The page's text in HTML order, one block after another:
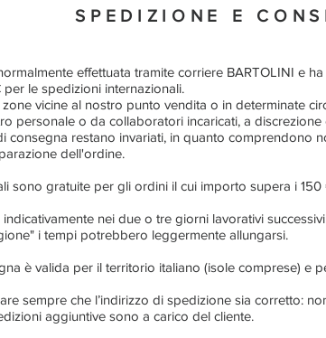
SPEDIZIONE E
effettuata tramite corriere BARTOLINI e
le spedizioni internazionali.
vicine al nostro punto vendita o in determinate
personale o da collaboratori incaricati, a discrezione
consegna restano invariati, in quanto comprendono
dell'ordine.
sono gratuite per gli ordini il cui importo supera i 150
nei due o tre giorni lavorativi
i tempi potrebbero leggermente allungarsi.
è valida per il territorio italiano (isole comprese) e
sempre che l’indirizzo di spedizione sia corretto:
aggiuntive sono a carico del cliente.